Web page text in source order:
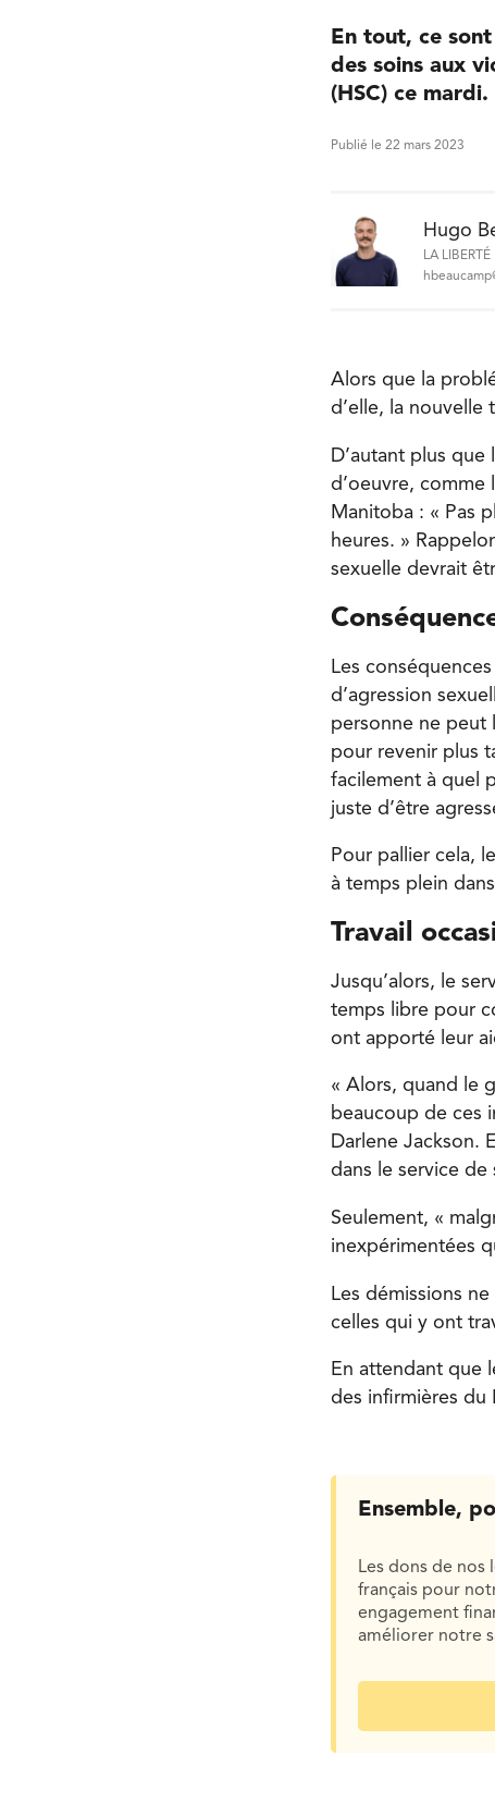
En tout, ce
des soins aux
(HSC) ce mardi.
Publié le 22 mars 2023
Hugo
LA LIBERTÉ
Alors que la
d’elle, la nouvelle
D’autant plus
d’oeuvre, comme
Manitoba : « Pas
heures. »
sexuelle devrait
Les
d’agression
personne ne peut
pour revenir plus
facilement à quel
juste d’être
Pour pallier cela,
à temps plein
Travail
Jusqu’alors, le
temps libre pour
ont apporté leur
« Alors, quand le
beaucoup de ces
Darlene Jackson.
dans le service de
Seulement, «
inexpérimentées
Les démissions
celles qui y ont
En attendant que
des infirmières du
Ensemble,
Les dons de
français pour
engagement
améliorer notre